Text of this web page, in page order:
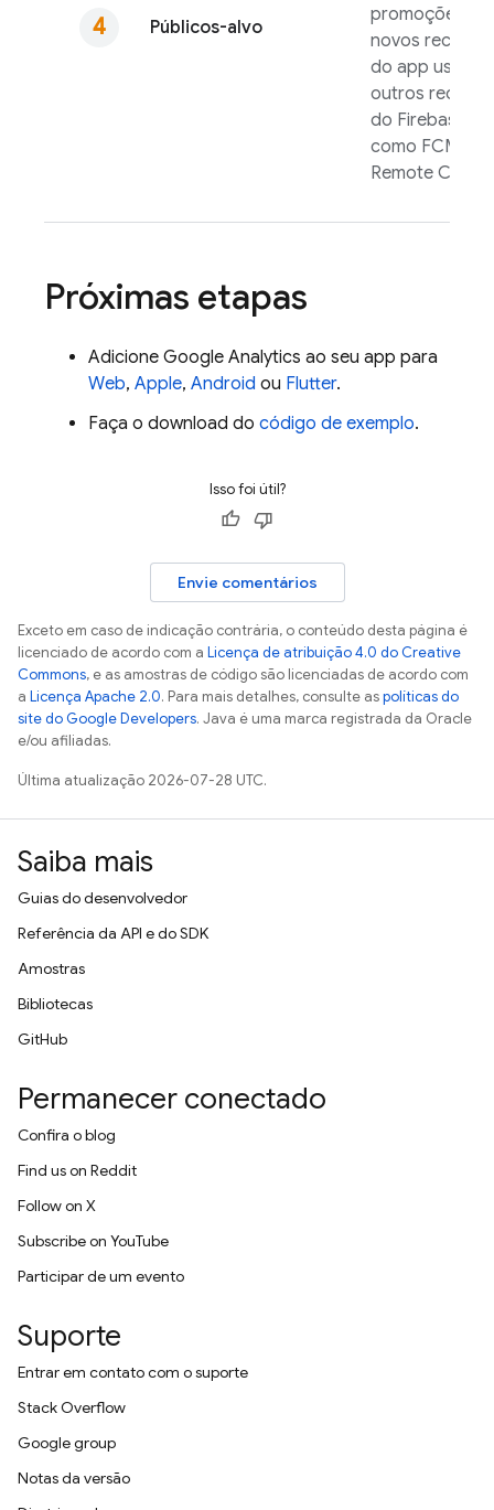
Públicos-alvo
promoções ou
novos
do app usando
outros
do Firebase,
como FCM
Remote Config
Próximas etapas
Adicione Google Analytics ao seu app para
Web, Apple, Android ou Flutter.
Faça o download do código de exemplo.
Isso foi útil?
Envie comentários
Exceto em caso de indicação contrária, o conteúdo desta página é
licenciado de acordo com a Licença de atribuição 4.0 do Creative
Commons, e as amostras de código são licenciadas de acordo com
a Licença Apache 2.0. Para mais detalhes, consulte aspolíticas do
site do Google Developers. Java é uma marca registrada da Oracle
e/ou afiliadas.
Última atualização 2026-07-28 UTC.
Saiba mais
Guias do desenvolvedor
Referência da API e do SDK
Amostras
Bibliotecas
GitHub
Permanecer conectado
Confira o blog
Find us on Reddit
Follow on X
Subscribe on YouTube
Participar de um evento
Suporte
Entrar em contato com o suporte
Stack Overflow
Google group
Notas da versão